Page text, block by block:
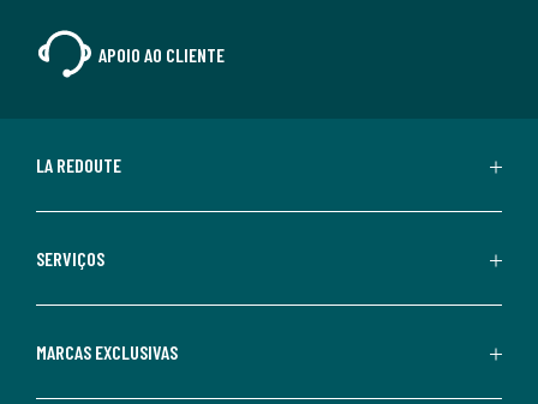
APOIO AO CLIENTE
LA REDOUTE
SERVIÇOS
MARCAS EXCLUSIVAS